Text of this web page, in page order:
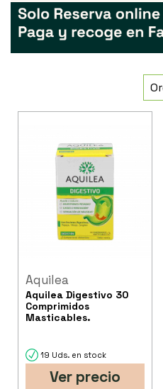
Aquilea
Aquilea Digestivo 30
Comprimidos
Masticables.
19 Uds. en stock
Ver precio